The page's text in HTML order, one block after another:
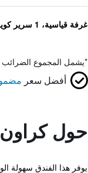
غرفة قياسية، 1 سرير كوين
*يشمل المجموع الضرائب
أفضل سعر
حول كراون
يوفر هذا الفندق سهولة